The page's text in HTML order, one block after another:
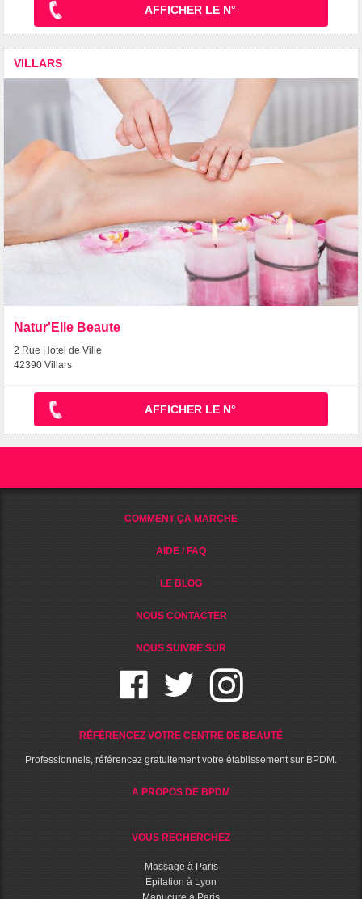
AFFICHER LE N°
VILLARS
Natur'Elle Beaute
2 Rue Hotel de Ville
42390 Villars
AFFICHER LE N°
COMMENT ÇA MARCHE
AIDE / FAQ
LE BLOG
NOUS CONTACTER
NOUS SUIVRE SUR
RÉFÉRENCEZ VOTRE CENTRE DE BEAUTÉ
Professionnels, référencez gratuitement votre établissement sur BPDM.
A PROPOS DE BPDM
VOUS RECHERCHEZ
Massage à Paris
Epilation à Lyon